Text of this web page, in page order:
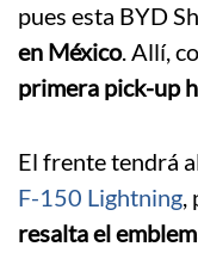
pues esta BYD
en México. Allí,
primera pick-up
El frente tendrá
F-150 Lightning,
resalta el